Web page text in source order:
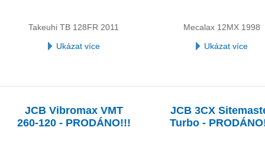
Takeuhi TB 128FR 2011
Ukázat více
Mecalax 12MX 1998
Ukázat více
JCB Vibromax VMT
260-120 - PRODÁNO!!!
JCB 3CX
Turbo -